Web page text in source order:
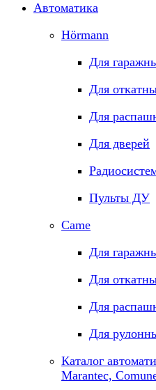
Автоматика
Hörmann
Для
Для
Для
Для дверей
Пульты ДУ
Came
Для
Для
Для
Для
Каталог
Marantec,